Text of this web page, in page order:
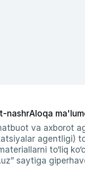
nashrAloqa
va axborot
agentligi)
to‘liq
saytiga